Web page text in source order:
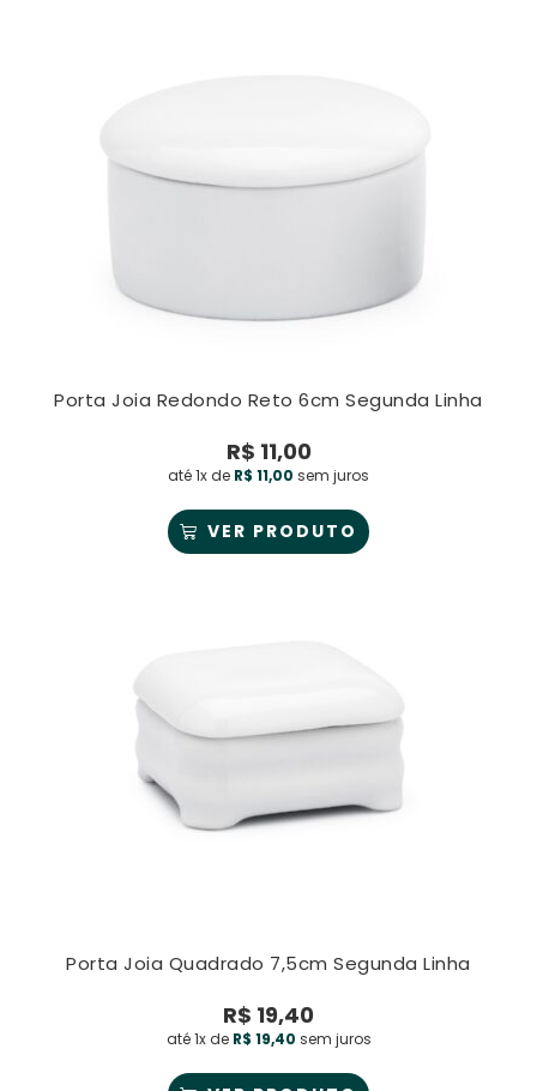
Porta Joia Redondo Reto 6cm Segunda Linha
R$ 11,00
até 1x de R$ 11,00 sem juros
VER PRODUTO
Porta Joia Quadrado 7,5cm Segunda Linha
R$ 19,40
até 1x de R$ 19,40 sem juros